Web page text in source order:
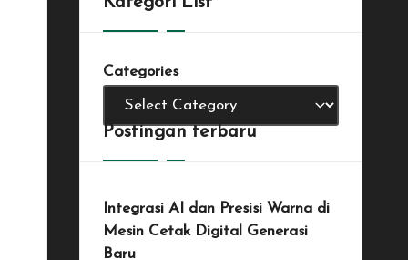
Categories
Postingan terbaru
Integrasi AI dan Presisi Warna di
Mesin Cetak Digital Generasi
Baru